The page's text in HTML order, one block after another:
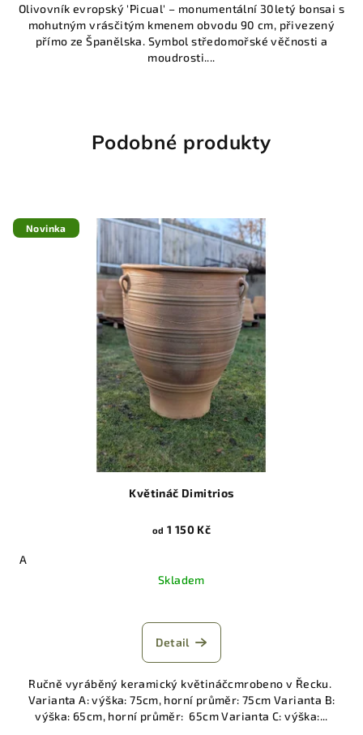
Olivovník evropský 'Picual' – monumentální 30letý bonsai s
mohutným vrásčitým kmenem obvodu 90 cm, přivezený
přímo ze Španělska. Symbol středomořské věčnosti a
moudrosti....
Podobné produkty
Novinka
Květináč Dimitrios
od 1 150 Kč
A
Skladem
Detail
Ručně vyráběný keramický květináčcmrobeno v Řecku.
Varianta A: výška: 75cm, horní průměr: 75cm Varianta B:
výška: 65cm, horní průměr: 65cm Varianta C: výška:...